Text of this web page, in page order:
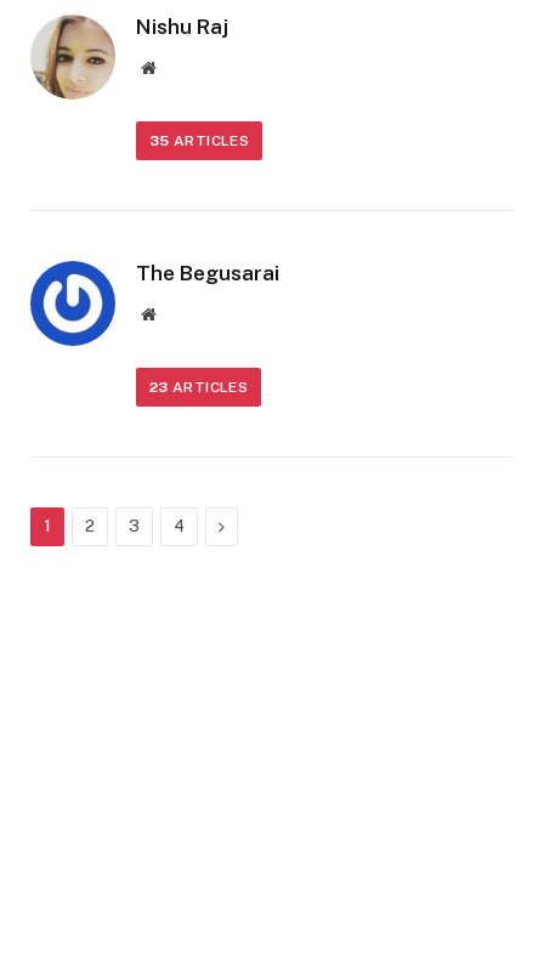
Nishu Raj
Website
35 ARTICLES
The Begusarai
Website
23 ARTICLES
1 2 3 4 Next